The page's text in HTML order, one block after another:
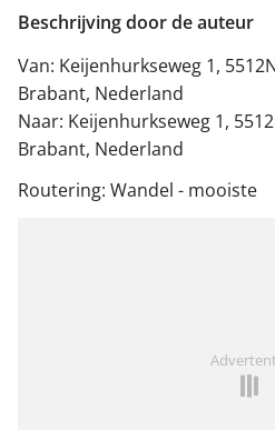
Beschrijving door de auteur
Van: Keijenhurkseweg 1,
Brabant, Nederland
Naar: Keijenhurkseweg 1,
Brabant, Nederland
Routering: Wandel - mooiste